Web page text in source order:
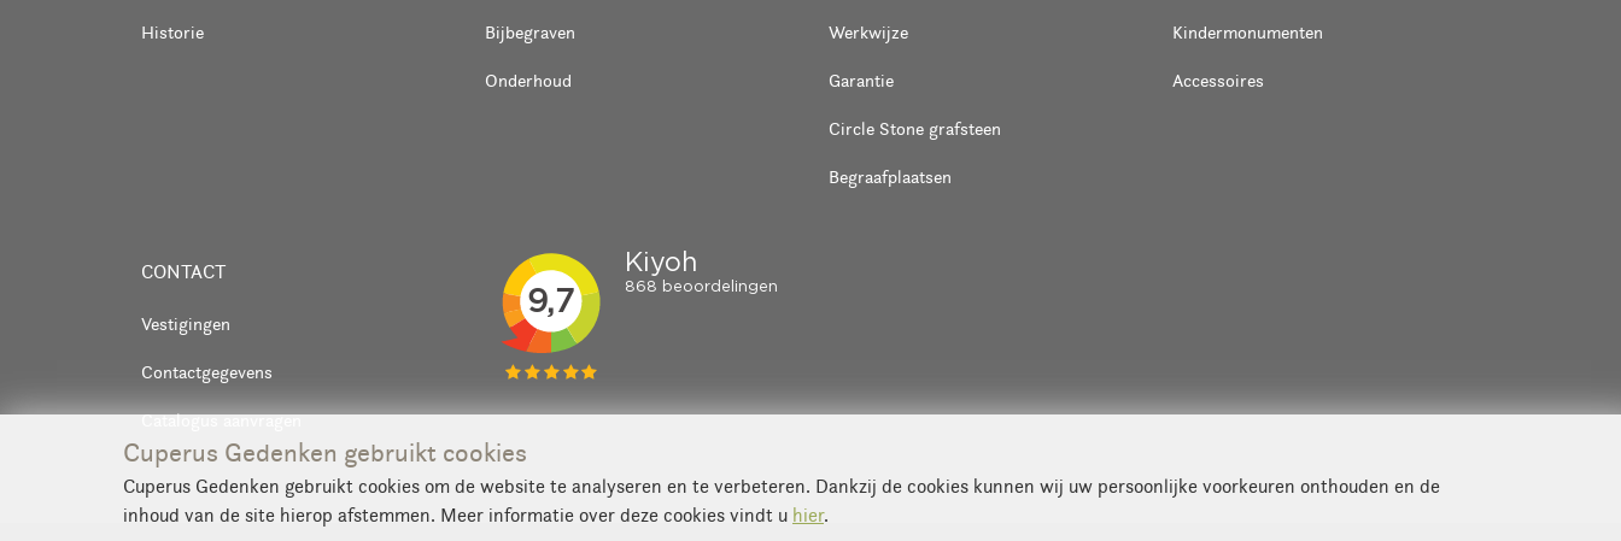
Historie Bijbegraven
Onderhoud
Werkwijze
Garantie
Circle Stone grafsteen
Begraafplaatsen
Kindermonumenten
Accessoires
CONTACT
Vestigingen
Contactgegevens
Catalogus aanvragen
Cuperus Gedenken gebruikt cookies
Cuperus Gedenken gebruikt cookies om de website te analyseren en te verbeteren. Dankzij de cookies kunnen wij uw persoonlijke voorkeuren onthouden en de
inhoud van de site hierop afstemmen. Meer informatie over deze cookies vindt u hier.